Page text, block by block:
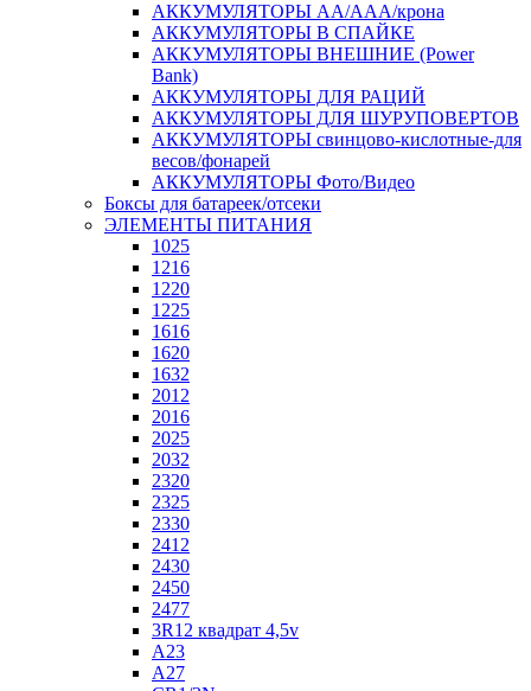
АККУМУЛЯТОРЫ АА/ААА/крона
АККУМУЛЯТОРЫ В СПАЙКЕ
АККУМУЛЯТОРЫ ВНЕШНИЕ (Power
Bank)
АККУМУЛЯТОРЫ ДЛЯ РАЦИЙ
АККУМУЛЯТОРЫ ДЛЯ ШУРУПОВЕРТОВ
АККУМУЛЯТОРЫ свинцово-кислотные-для
весов/фонарей
АККУМУЛЯТОРЫ Фото/Видео
Боксы для батареек/отсеки
ЭЛЕМЕНТЫ ПИТАНИЯ
1025
1216
1220
1225
1616
1620
1632
2012
2016
2025
2032
2320
2325
2330
2412
2430
2450
2477
3R12 квадрат 4,5v
A23
A27